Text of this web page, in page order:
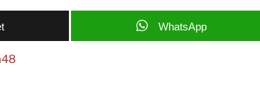
WhatsApp